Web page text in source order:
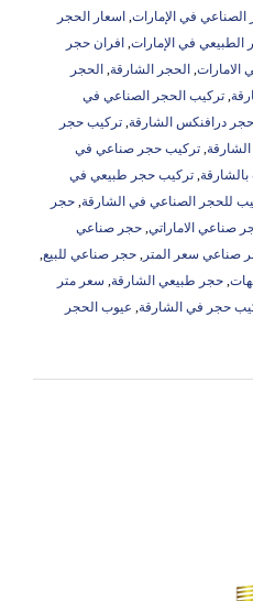
الصناعي في الإمارات, اسعار الحجر
الطبيعي في الإمارات, افران حجر
الامارات, الحجر الشارقة, الحجر
, تركيب الحجر الصناعي في
درافنكس الشارقة, تركيب حجر
, تركيب حجر صناعي في
, تركيب حجر طبيعي في
للحجر الصناعي في الشارقة, حجر
صناعي الاماراتي, حجر صناعي
صناعي سعر المتر , حجر صناعي للبيع,
, حجر طبيعي الشارقة, سعر متر
حجر في الشارقة, عيوب الحجر